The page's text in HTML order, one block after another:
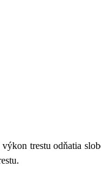
trestu odňatia